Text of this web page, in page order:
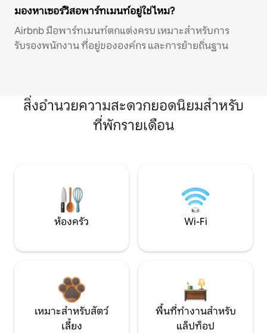
มองหาเซอร์วิสอพาร์ทเมนท์อยู่ใช่ไหม?
Airbnb มีอพาร์ทเมนท์ตกแต่งครบ เหมาะสำหรับการ
รับรองพนักงาน ที่อยู่ขององค์กร และการย้ายถิ่นฐาน
สิ่งอำนวยความสะดวกยอดนิยมสำหรับ
ที่พักรายเดือน
ห้องครัว Wi-Fi
เหมาะสำหรับสัตว์
เลี้ยง
พื้นที่ทำงานสำหรับ
แล็ปท็อป